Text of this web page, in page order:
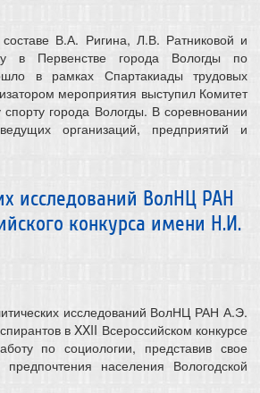
В.А. Ригина, Л.В. Ратниковой и
в Первенстве города Вологды по
в рамках Спартакиады трудовых
мероприятия выступил Комитет
города Вологды. В соревновании
организаций, предприятий и
исследований ВолНЦ РАН
конкурса имени Н.И.
исследований ВолНЦ РАН А.Э.
в XXII Всероссийском конкурсе
по социологии, представив свое
предпочтения населения Вологодской